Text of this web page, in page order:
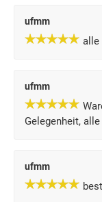
ufmm
alle
ufmm
Gelegenheit,
ufmm